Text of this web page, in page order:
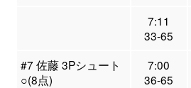
7:11
33-65
#7 佐藤 3Pシュート
○(8点)
7:00
36-65